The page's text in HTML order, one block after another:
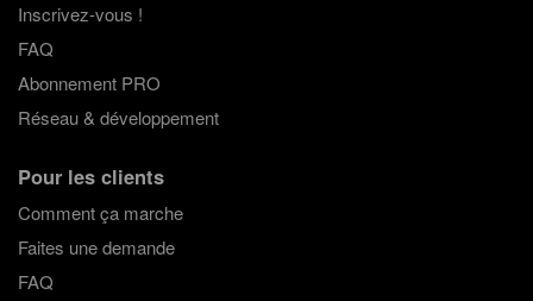
Inscrivez-vous !
FAQ
Abonnement PRO
Réseau & développement
Pour les clients
Comment ça marche
Faites une demande
FAQ